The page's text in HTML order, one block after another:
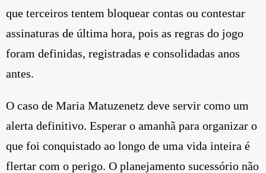
que terceiros tentem bloquear contas ou contestar
assinaturas de última hora, pois as regras do jogo
foram definidas, registradas e consolidadas anos
antes.
O caso de Maria Matuzenetz deve servir como um
alerta definitivo. Esperar o amanhã para organizar o
que foi conquistado ao longo de uma vida inteira é
flertar com o perigo. O planejamento sucessório não